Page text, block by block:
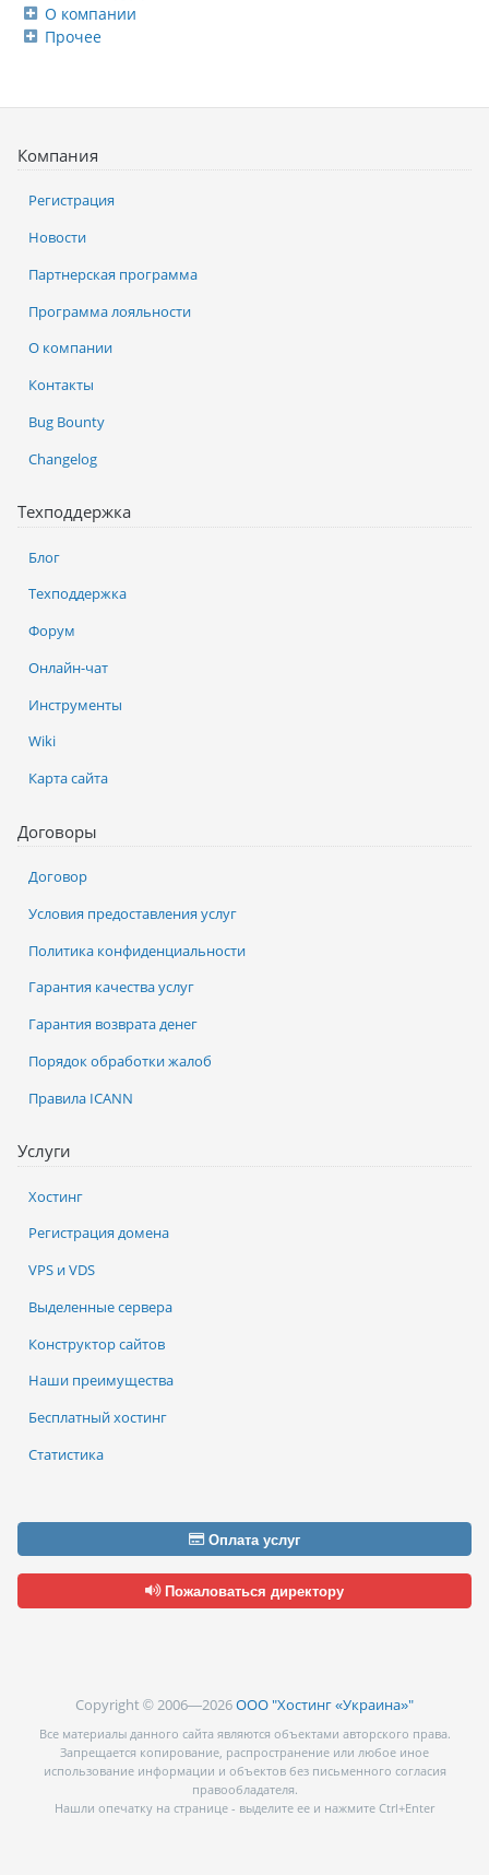
О компании
Прочее
Услуги
Хостинг
Регистрация домена
VPS и VDS
Выделенные сервера
Конструктор сайтов
Наши преимущества
Бесплатный хостинг
Статистика
Компания
Регистрация
Новости
Партнерская программа
Программа лояльности
О компании
Контакты
Bug Bounty
Changelog
Техподдержка
Блог
Техподдержка
Форум
Онлайн-чат
Инструменты
Wiki
Карта сайта
Договоры
Договор
Условия предоставления услуг
Политика конфиденциальности
Гарантия качества услуг
Гарантия возврата денег
Порядок обработки жалоб
Правила ICANN
Оплата услуг
Пожаловаться директору
Copyright © 2006—2026ООО "Хостинг «Украина»"
Все материалы данного сайта являются объектами авторского права.
Запрещается копирование, распространение или любое иное
использование информации и объектов без письменного согласия
правообладателя.
Нашли опечатку на странице - выделите ее и нажмите Ctrl+Enter